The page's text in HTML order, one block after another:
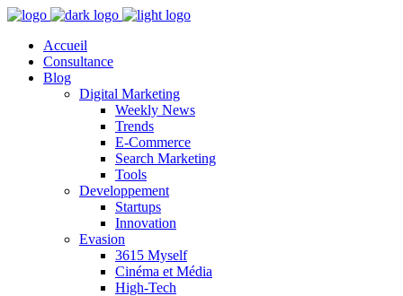
Accueil
Consultance
Blog
Digital Marketing
Weekly News
Trends
E-Commerce
Search Marketing
Tools
Developpement
Startups
Innovation
Evasion
3615 Myself
Cinéma et Média
High-Tech